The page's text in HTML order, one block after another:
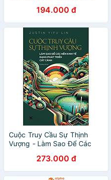
194.000 đ
Cuộc Truy Cầu Sự Thịnh
Vượng - Làm Sao Để Các
Cất Cánh (Tác giả: Justin
Yifu Lin)
273.000 đ